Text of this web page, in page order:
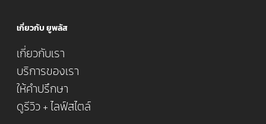
เกี่ยวกับ ยูพลัส
เกี่ยวกับเรา
บริการของเรา
ให้คำปรึกษา
ดูรีวิว + ไลฟ์สไตล์